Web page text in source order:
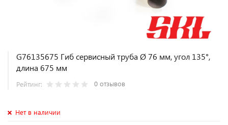
G76135675 Гиб сервисный труба Ø 76 мм, угол 135°,
длина 675 мм
Рейтинг: 0 отзывов
Нет в наличии